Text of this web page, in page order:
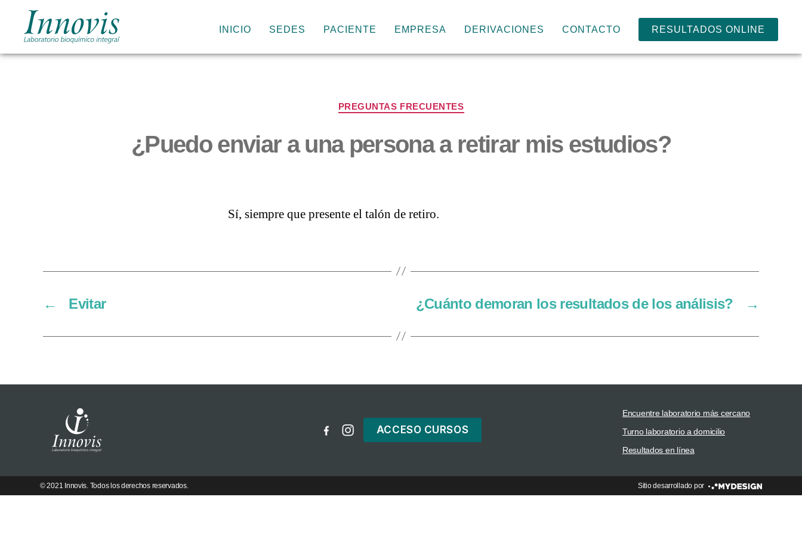
INICIO SEDES PACIENTE EMPRESA DERIVACIONES CONTACTO RESULTADOS ONLINE
Categorías
PREGUNTAS FRECUENTES
¿Puedo enviar a una persona a retirar mis estudios?
Sí, siempre que presente el talón de retiro.
← Evitar →
¿Cuánto demoran los resultados de los análisis?
ACCESO CURSOS
Encuentre laboratorio más cercano
Turno laboratorio a domicilio
Resultados en línea
© 2021 Innovis. Todos los derechos reservados. Sitio desarrollado por